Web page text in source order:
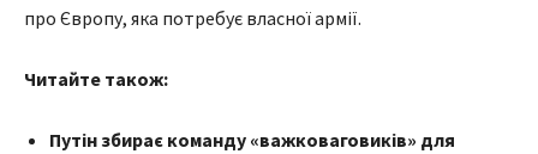
про Європу, яка потребує власної армії.
Читайте також:
Путін збирає команду «важковаговиків» для